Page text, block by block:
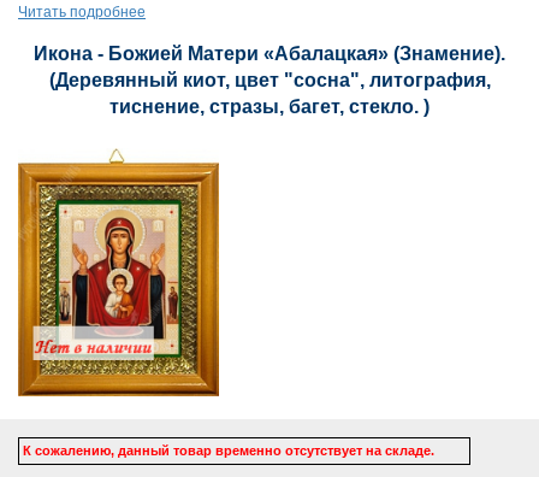
Читать подробнее
Икона - Божией Матери «Абалацкая» (Знамение).
(Деревянный киот, цвет "сосна", литография,
тиснение, стразы, багет, стекло. )
К сожалению, данный товар временно отсутствует на складе.